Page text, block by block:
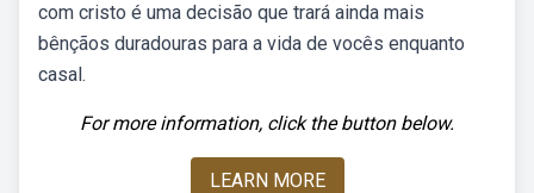
com cristo é uma decisão que trará ainda mais
bênçãos duradouras para a vida de vocês enquanto
casal.
For more information, click the button below.
LEARN MORE